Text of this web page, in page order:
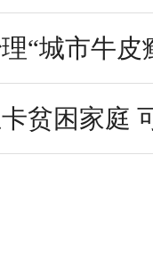
“城市牛皮
贫困家庭